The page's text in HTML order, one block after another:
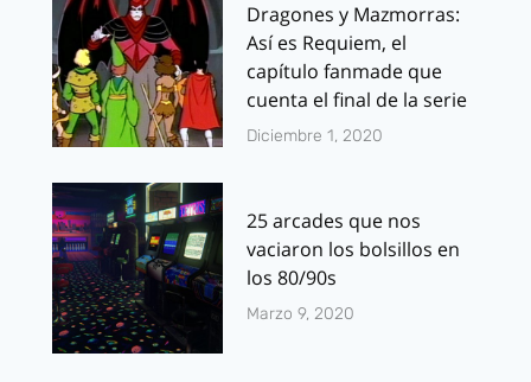
Dragones y Mazmorras:
Así es Requiem, el
capítulo fanmade que
cuenta el final de la serie
Diciembre 1, 2020
25 arcades que nos
vaciaron los bolsillos en
los 80/90s
Marzo 9, 2020